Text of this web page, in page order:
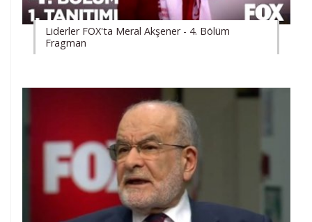
Liderler FOX'ta Meral Akşener - 4. Bölüm
Fragman